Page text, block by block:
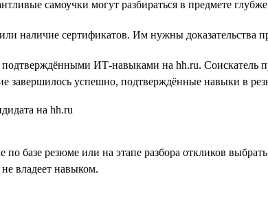
самоучки могут разбираться в предмете
наличие сертификатов. Им нужны доказательства
ИТ-навыками на hh.ru. Соискатель
завершилось успешно, подтверждённые навыки в
базе резюме или на этапе разбора откликов
владеет навыком.